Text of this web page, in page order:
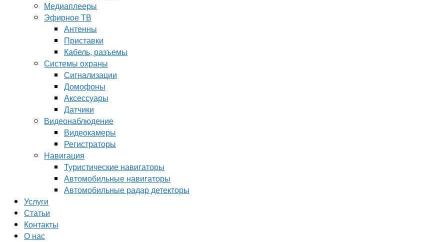
Медиаплееры
Эфирное ТВ
Антенны
Приставки
Кабель, разъемы
Системы охраны
Сигнализации
Домофоны
Аксессуары
Датчики
Видеонаблюдение
Видеокамеры
Регистраторы
Навигация
Туристические навигаторы
Автомобильные навигаторы
Автомобильные радар детекторы
Услуги
Статьи
Контакты
О нас